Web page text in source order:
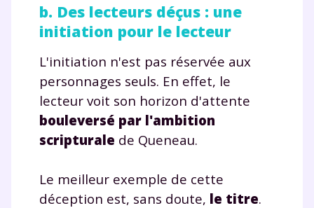
b. Des lecteurs déçus : une
initiation pour le lecteur
L'initiation n'est pas réservée aux
personnages seuls. En effet, le
lecteur voit son horizon d'attente
bouleversé par l'ambition
scripturale de Queneau.
Le meilleur exemple de cette
déception est, sans doute, le titre.
charte.
J’accepte de recevoir les actualités et des
communications de la part de
myMaxicours.
Votre adresse e-mail sera exclusivement utilisée pour
vous envoyer notre newsletter. Vous pourrez vous
désinscrire à tout moment, à travers le lien de
personnelles et pour exercer vos droits, vous pouvez
consulternotre charte .